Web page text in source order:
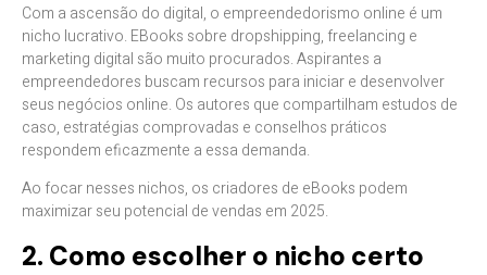
Com a ascensão do digital, o empreendedorismo online é um
nicho lucrativo. EBooks sobre dropshipping, freelancing e
marketing digital são muito procurados. Aspirantes a
empreendedores buscam recursos para iniciar e desenvolver
seus negócios online. Os autores que compartilham estudos de
caso, estratégias comprovadas e conselhos práticos
respondem eficazmente a essa demanda.
Ao focar nesses nichos, os criadores de eBooks podem
maximizar seu potencial de vendas em 2025.
2. Como escolher o nicho certo